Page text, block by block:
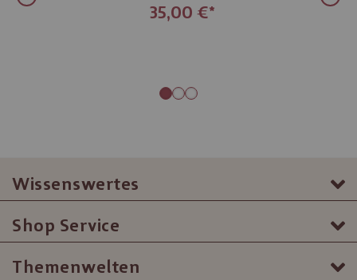
35,00 €
Wissenswertes
Shop Service
Themenwelten